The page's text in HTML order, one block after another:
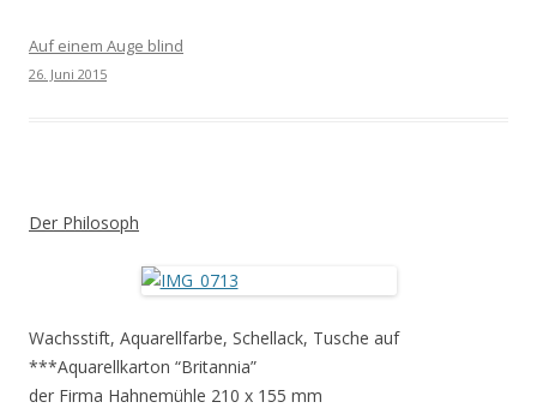
Auf einem Auge blind
26. Juni 2015
Der Philosoph
Wachsstift, Aquarellfarbe, Schellack, Tusche auf
***Aquarellkarton “Britannia”
der Firma Hahnemühle 210 x 155 mm